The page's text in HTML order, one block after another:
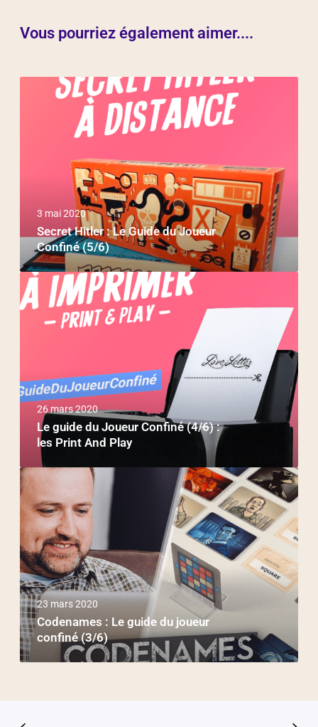
Vous pourriez également aimer....
3 mai 2020
Secret Hitler : Le Guide du Joueur
Confiné (5/6)
26 mars 2020
Le guide du Joueur Confiné (4/6) :
les Print And Play
23 mars 2020
Codenames : Le guide du joueur
confiné (3/6)